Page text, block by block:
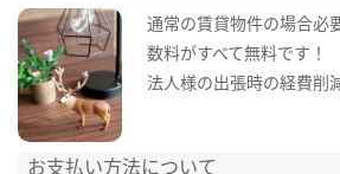
通常の賃貸物件の場合必
数料がすべて無料です！
法人様の出張時の経費削
お支払い方法について